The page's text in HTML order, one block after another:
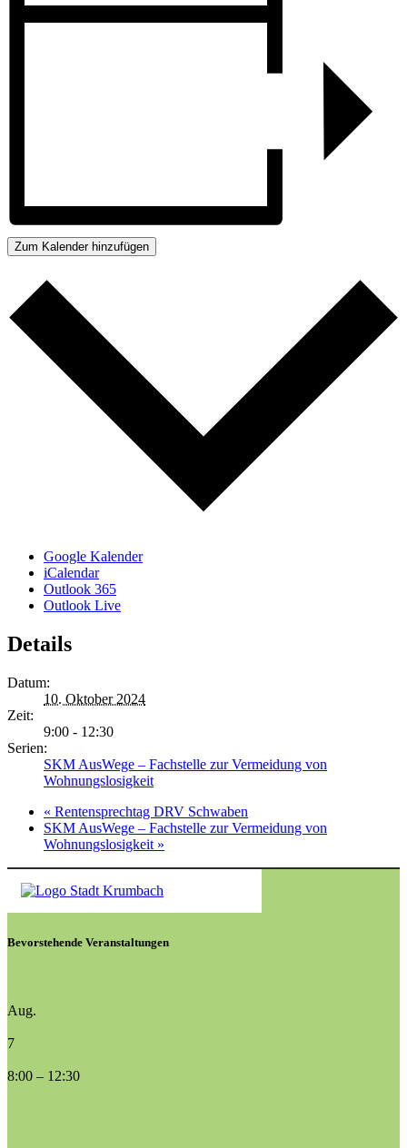
Zum Kalender hinzufügen
Google Kalender
iCalendar
Outlook 365
Outlook Live
Details
Datum:
10. Oktober 2024
Zeit:
9:00 - 12:30
Serien:
SKM AusWege – Fachstelle zur Vermeidung von
Wohnungslosigkeit
« Rentensprechtag DRV Schwaben
SKM AusWege – Fachstelle zur Vermeidung von
Wohnungslosigkeit »
Bevorstehende Veranstaltungen
Aug.
7
8:00 – 12:30